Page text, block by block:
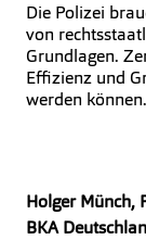
Die Polizei
von
Grundlagen.
Effizienz und
werden können.
Holger Münch,
BKA